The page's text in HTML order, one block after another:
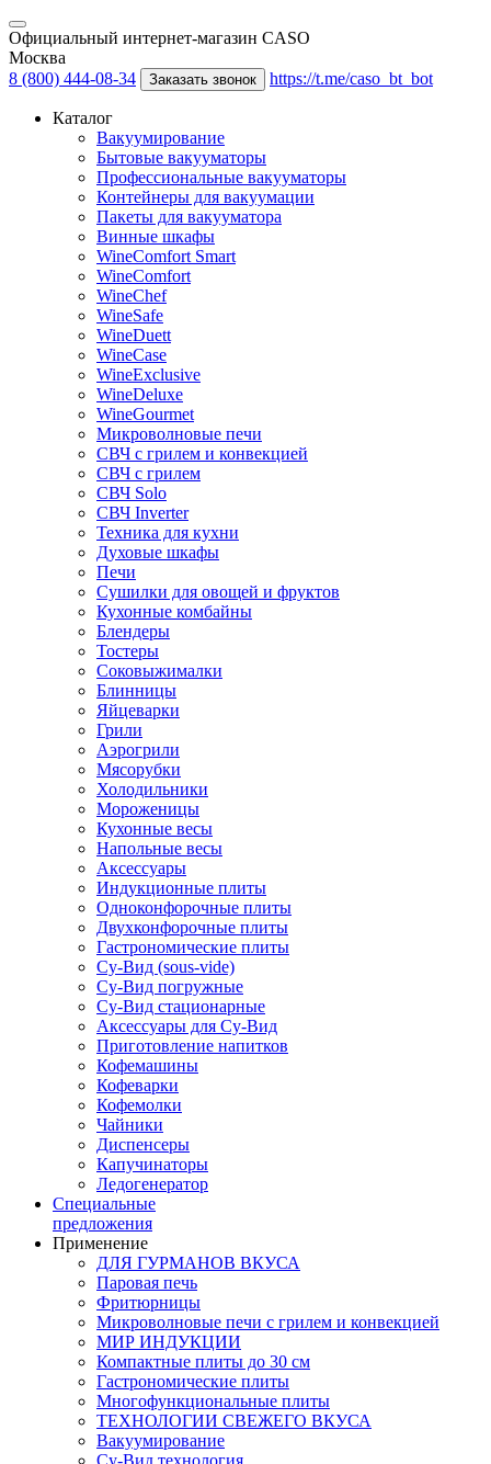
Официальный интернет-магазин CASO
Москва
8 (800) 444-08-34
Заказать звонок https://t.me/caso_bt_bot
Каталог
Вакуумирование
Бытовые вакууматоры
Профессиональные вакууматоры
Контейнеры для вакуумации
Пакеты для вакууматора
Винные шкафы
WineComfort Smart
WineComfort
WineChef
WineSafe
WineDuett
WineCase
WineExclusive
WineDeluxe
WineGourmet
Микроволновые печи
СВЧ с грилем и конвекцией
СВЧ с грилем
СВЧ Solo
СВЧ Inverter
Техника для кухни
Духовые шкафы
Печи
Сушилки для овощей и фруктов
Кухонные комбайны
Блендеры
Тостеры
Соковыжималки
Блинницы
Яйцеварки
Грили
Аэрогрили
Мясорубки
Холодильники
Мороженицы
Кухонные весы
Напольные весы
Аксессуары
Индукционные плиты
Одноконфорочные плиты
Двухконфорочные плиты
Гастрономические плиты
Су-Вид (sous-vide)
Су-Вид погружные
Су-Вид стационарные
Аксессуары для Су-Вид
Приготовление напитков
Кофемашины
Кофеварки
Кофемолки
Чайники
Диспенсеры
Капучинаторы
Ледогенератор
Специальные
предложения
Применение
ДЛЯ ГУРМАНОВ ВКУСА
Паровая печь
Фритюрницы
Микроволновые печи с грилем и конвекцией
МИР ИНДУКЦИИ
Компактные плиты до 30 см
Гастрономические плиты
Многофункциональные плиты
ТЕХНОЛОГИИ СВЕЖЕГО ВКУСА
Вакуумирование
Су-Вид технология